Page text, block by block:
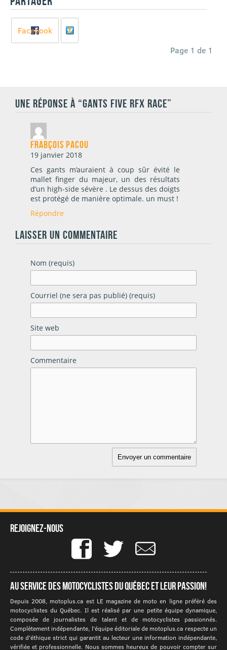
Facebook
X
Page 1 de 1
UNE RÉPONSE À “GANTS FIVE RFX RACE”
Frabçois Pacou
19 janvier 2018
Ces gants m’auraient à coup sûr évité le
mallet finger du majeur, un des résultats
d’un high-side sévère . Le dessus des doigts
est protégé de manière optimale. un must !
Répondre
LAISSER UN COMMENTAIRE
Nom (requis)
Courriel (ne sera pas publié) (requis)
Site web
Commentaire
Rejoignez-nous
Au service des motocyclistes du québec et leur passion!
Depuis 2008, motoplus.ca est LE magazine de moto en ligne préféré des
motocyclistes du Québec. Il est réalisé par une petite équipe dynamique,
composée de journalistes de talent et de motocyclistes passionnés.
Complètement indépendante, l'équipe éditoriale de motoplus.ca respecte un
code d'éthique strict qui garantit au lecteur une information indépendante,
vérifiée et professionnelle. Nous sommes heureux de pouvoir compter sur